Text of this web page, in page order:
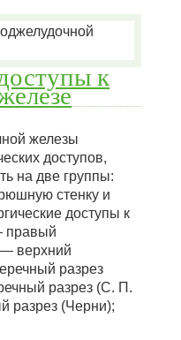
к
железы
доступов,
на две группы:
стенку и
доступы к
правый
— верхний
разрез
разрез (С. П.
разрез (Черни);